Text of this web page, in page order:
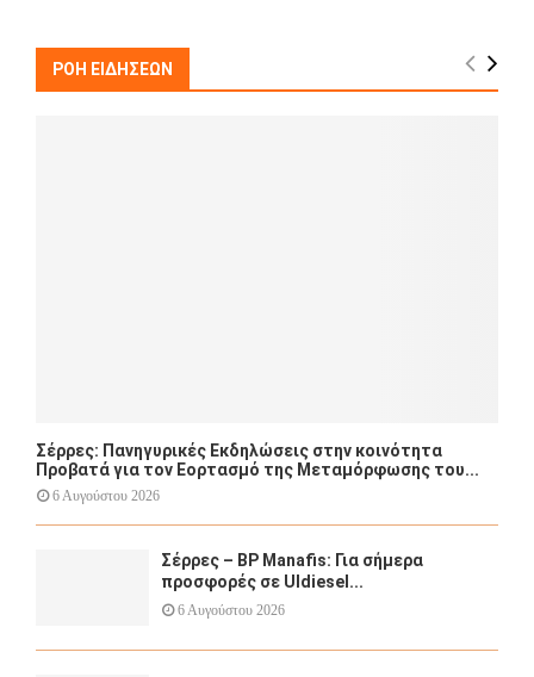
f
A
ΡΟΗ ΕΙΔΗΣΕΩΝ
Σέρρες: Πανηγυρικές Εκδηλώσεις στην κοινότητα
Προβατά για τον Εορτασμό της Μεταμόρφωσης του...
6 Αυγούστου 2026
Σέρρες – BP Manafis: Για σήμερα
προσφορές σε Uldiesel...
6 Αυγούστου 2026